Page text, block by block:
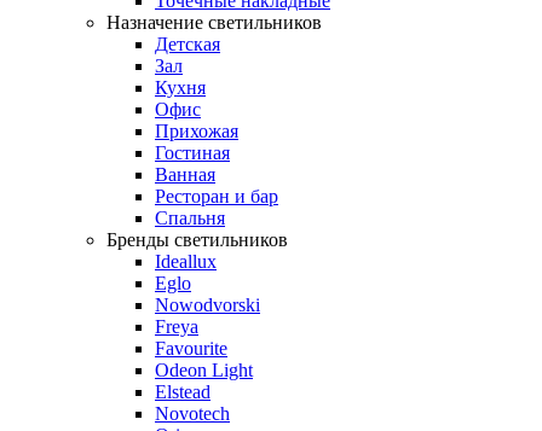
Назначение светильников
Детская
Зал
Кухня
Офис
Прихожая
Гостиная
Ванная
Ресторан и бар
Спальня
Бренды светильников
Ideallux
Eglo
Nowodvorski
Freya
Favourite
Odeon Light
Elstead
Novotech